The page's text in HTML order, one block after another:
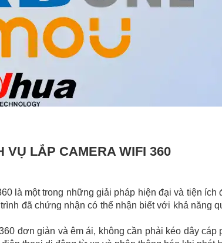
VỤ LẮP CAMERA WIFI 360
là một trong những giải pháp hiện đại và tiện
đã chứng nhận có thể nhận biết với khả năng
đơn giản và êm ái, không cần phải kéo dây